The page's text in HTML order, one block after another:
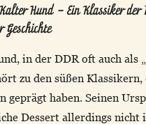
Hund – Ein Klassiker der
in der DDR oft auch als
zu den süßen Klassikern,
geprägt haben. Seinen
Dessert allerdings nicht